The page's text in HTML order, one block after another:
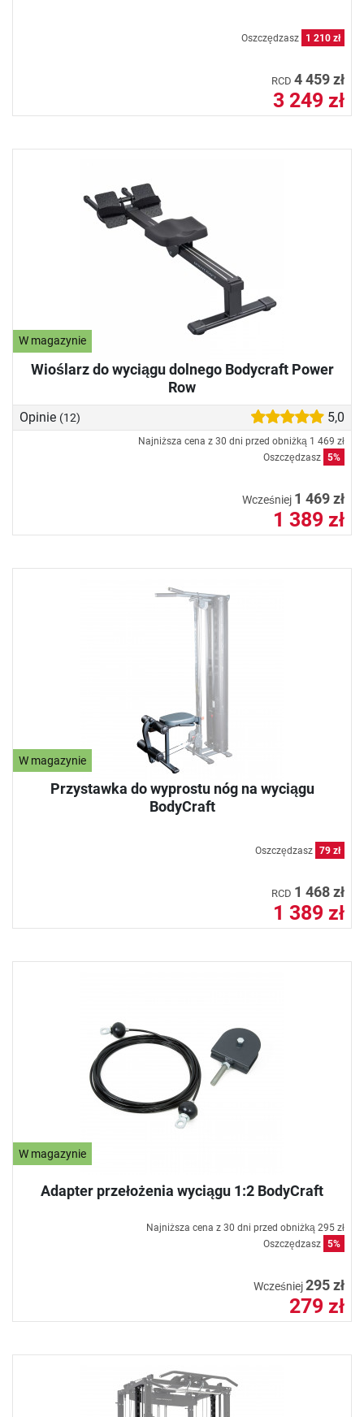
Oszczędzasz 1 210 zł
RCD 4 459 zł
3 249 zł
W magazynie
Wioślarz do wyciągu dolnego Bodycraft Power
Row
Opinie (12) 5,0
Najniższa cena z 30 dni przed obniżką 1 469 zł
Oszczędzasz 5%
Wcześniej 1 469 zł
1 389 zł
W magazynie
Przystawka do wyprostu nóg na wyciągu
BodyCraft
Oszczędzasz 79 zł
RCD 1 468 zł
1 389 zł
W magazynie
Adapter przełożenia wyciągu 1:2 BodyCraft
Najniższa cena z 30 dni przed obniżką 295 zł
Oszczędzasz 5%
Wcześniej295 zł
279 zł